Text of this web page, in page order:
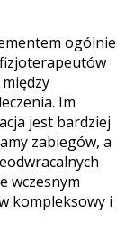
ogólnie
Im
jest bardziej
zabiegów, a
wczesnym
kompleksowy i